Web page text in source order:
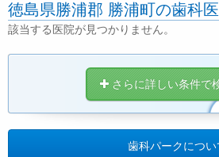
徳島県勝浦郡 勝浦町の歯科
該当する医院が見つかりません。
さらに詳しい条件で
歯科パークについ